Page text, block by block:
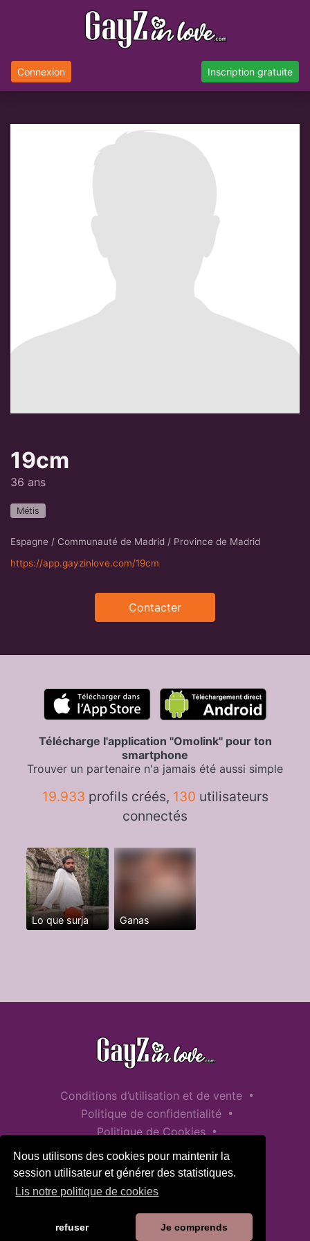
Nous utilisons des cookies pour maintenir la
session utilisateur et générer des statistiques.
Lis notre politique de cookies
refuser Je comprends
Connexion Inscription gratuite
19cm
36 ans
Métis
Espagne / Communauté de Madrid / Province de Madrid
https://app.gayzinlove.com/19cm
Contacter
Télécharge l'application "Omolink" pour ton
smartphone
Trouver un partenaire n'a jamais été aussi simple
19.933 profils créés, 130 utilisateurs
connectés
Lo que surja Ganas
Conditions d’utilisation et de vente •
Politique de confidentialité •
Politique de Cookies •
Politique de sécurité des enfants
Aide / Contact